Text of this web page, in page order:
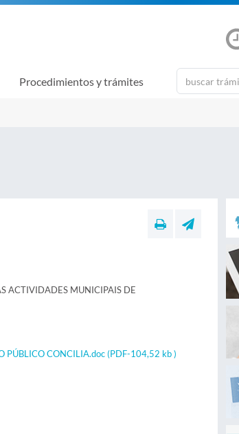
Procedimientos y trámites
ACTIVIDADES MUNICIPAIS DE
PÚBLICO CONCILIA.doc(PDF-104,52 kb )